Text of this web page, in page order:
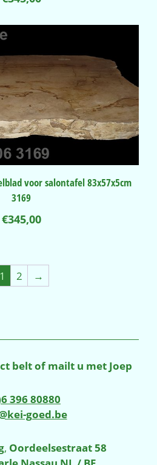
voor salontafel 83x57x5cm
3169
€345,00
1 2 →
belt of mailt u met Joep
396 80880
goed.be
, Oordeelsestraat 58